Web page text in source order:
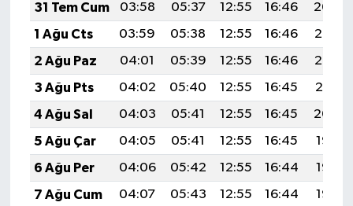
31 Tem Cum
03:58 05:37 12:55 16:46
20:04
1 Ağu Cts
03:59 05:38 12:55 16:46
20:03
2 Ağu Paz
04:01 05:39 12:55 16:46
20:02
3 Ağu Pts
04:02 05:40 12:55 16:45
20:01
4 Ağu Sal
04:03 05:41 12:55 16:45
20:00
5 Ağu Çar
04:05 05:41 12:55 16:45
19:58
6 Ağu Per
04:06 05:42 12:55 16:44
19:57
7 Ağu Cum
04:07 05:43 12:55 16:44 19:56